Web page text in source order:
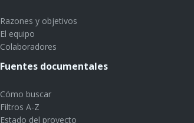
Razones y objetivos
El equipo
Colaboradores
Fuentes documentales
Cómo buscar
Filtros A-Z
Estado del proyecto